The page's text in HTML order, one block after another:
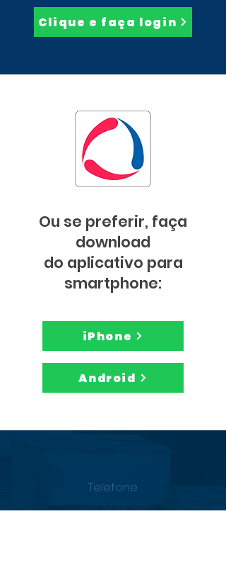
Clique e faça login
Ou se preferir, faça
download
do aplicativo para
smartphone:
iPhone
Android
Telefone
(51) 3034-2111